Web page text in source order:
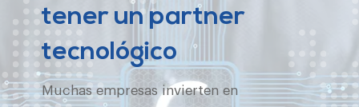
tener un partner
tecnológico
Muchas empresas invierten en